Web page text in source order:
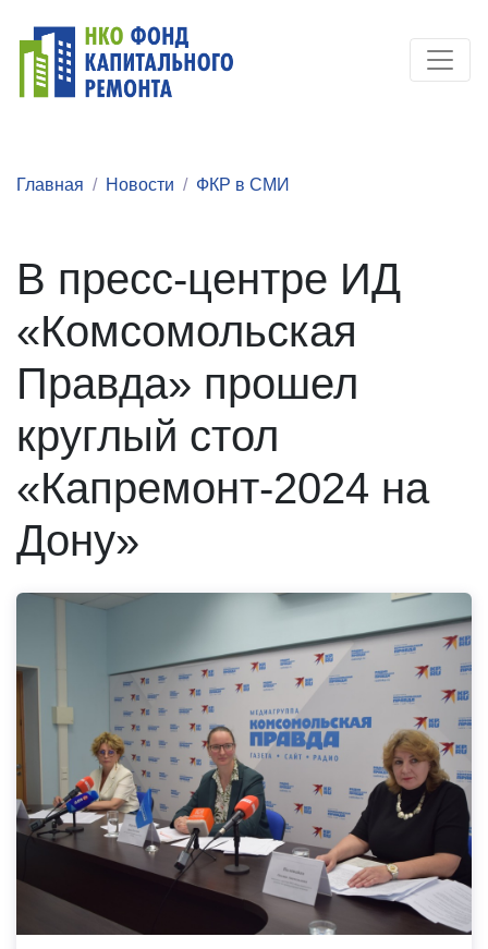
Главная Новости ФКР в СМИ
В пресс-центре ИД
«Комсомольская
Правда» прошел
круглый стол
«Капремонт-2024 на
Дону»